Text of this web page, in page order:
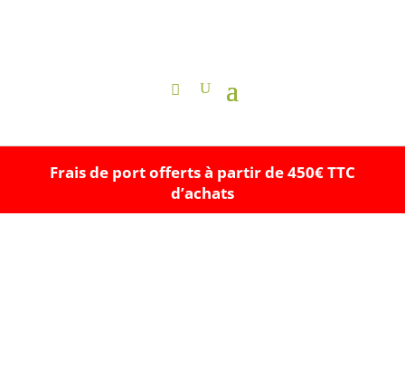
Frais de port offerts à partir de 450€ TTC
d’achats